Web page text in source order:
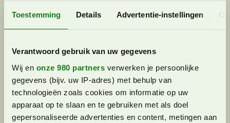
Toestemming Details Advertentie-instellingen
Verantwoord gebruik van uw gegevens
Wij en onze 980 partners verwerken je persoonlijke
gegevens (bijv. uw IP-adres) met behulp van
technologieën zoals cookies om informatie op uw
apparaat op te slaan en te gebruiken met als doel
gepersonaliseerde advertenties en content, metingen aan
als Špindl) ligt in het adembenemende
Reuzengebergte. Het wordt gezien als het
populaire skigebied heeft verschillende keren…